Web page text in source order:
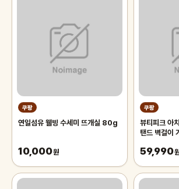
쿠팡
연일섬유 웰빙 수세미 뜨개실 80g
10,000원
쿠팡
뷰티피크 아
탠드 벽걸이
59,990